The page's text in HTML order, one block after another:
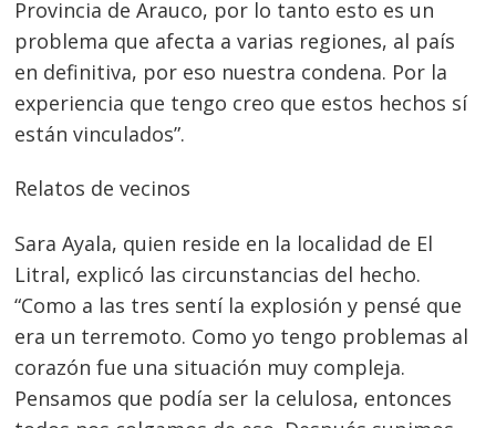
Provincia de Arauco, por lo tanto esto es un
problema que afecta a varias regiones, al país
en definitiva, por eso nuestra condena. Por la
experiencia que tengo creo que estos hechos sí
están vinculados”.
Relatos de vecinos
Sara Ayala, quien reside en la localidad de El
Litral, explicó las circunstancias del hecho.
“Como a las tres sentí la explosión y pensé que
era un terremoto. Como yo tengo problemas al
corazón fue una situación muy compleja.
Pensamos que podía ser la celulosa, entonces